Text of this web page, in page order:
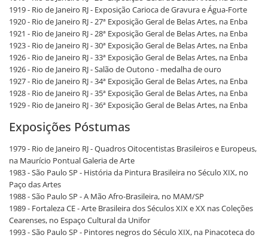
1919 - Rio de Janeiro RJ - Exposição Carioca de Gravura e Água-Forte
1920 - Rio de Janeiro RJ - 27ª Exposição Geral de Belas Artes, na Enba
1921 - Rio de Janeiro RJ - 28ª Exposição Geral de Belas Artes, na Enba
1923 - Rio de Janeiro RJ - 30ª Exposição Geral de Belas Artes, na Enba
1926 - Rio de Janeiro RJ - 33ª Exposição Geral de Belas Artes, na Enba
1926 - Rio de Janeiro RJ - Salão de Outono - medalha de ouro
1927 - Rio de Janeiro RJ - 34ª Exposição Geral de Belas Artes, na Enba
1928 - Rio de Janeiro RJ - 35ª Exposição Geral de Belas Artes, na Enba
1929 - Rio de Janeiro RJ - 36ª Exposição Geral de Belas Artes, na Enba
Exposições Póstumas
1979 - Rio de Janeiro RJ - Quadros Oitocentistas Brasileiros e Europeus,
na Maurício Pontual Galeria de Arte
1983 - São Paulo SP - História da Pintura Brasileira no Século XIX, no
Paço das Artes
1988 - São Paulo SP - A Mão Afro-Brasileira, no MAM/SP
1989 - Fortaleza CE - Arte Brasileira dos Séculos XIX e XX nas Coleções
Cearenses, no Espaço Cultural da Unifor
1993 - São Paulo SP - Pintores negros do Século XIX, na Pinacoteca do